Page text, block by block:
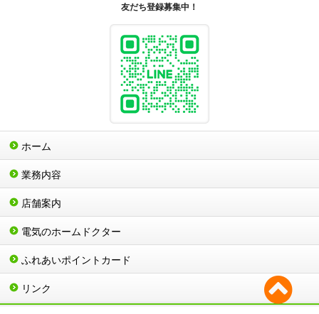
ホーム
業務内容
店舗案内
電気のホームドクター
ふれあいポイントカード
リンク
友だち登録募集中！